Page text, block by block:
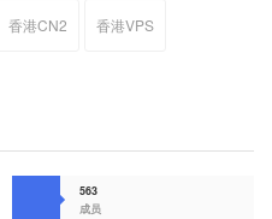
香港CN2 香港VPS
563
成员